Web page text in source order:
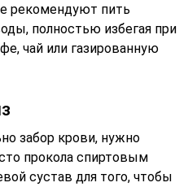
рекомендуют пить
полностью избегая при
чай или газированную
забор крови, нужно
прокола спиртовым
сустав для того, чтобы